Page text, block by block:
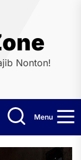
Nonton!
Menu